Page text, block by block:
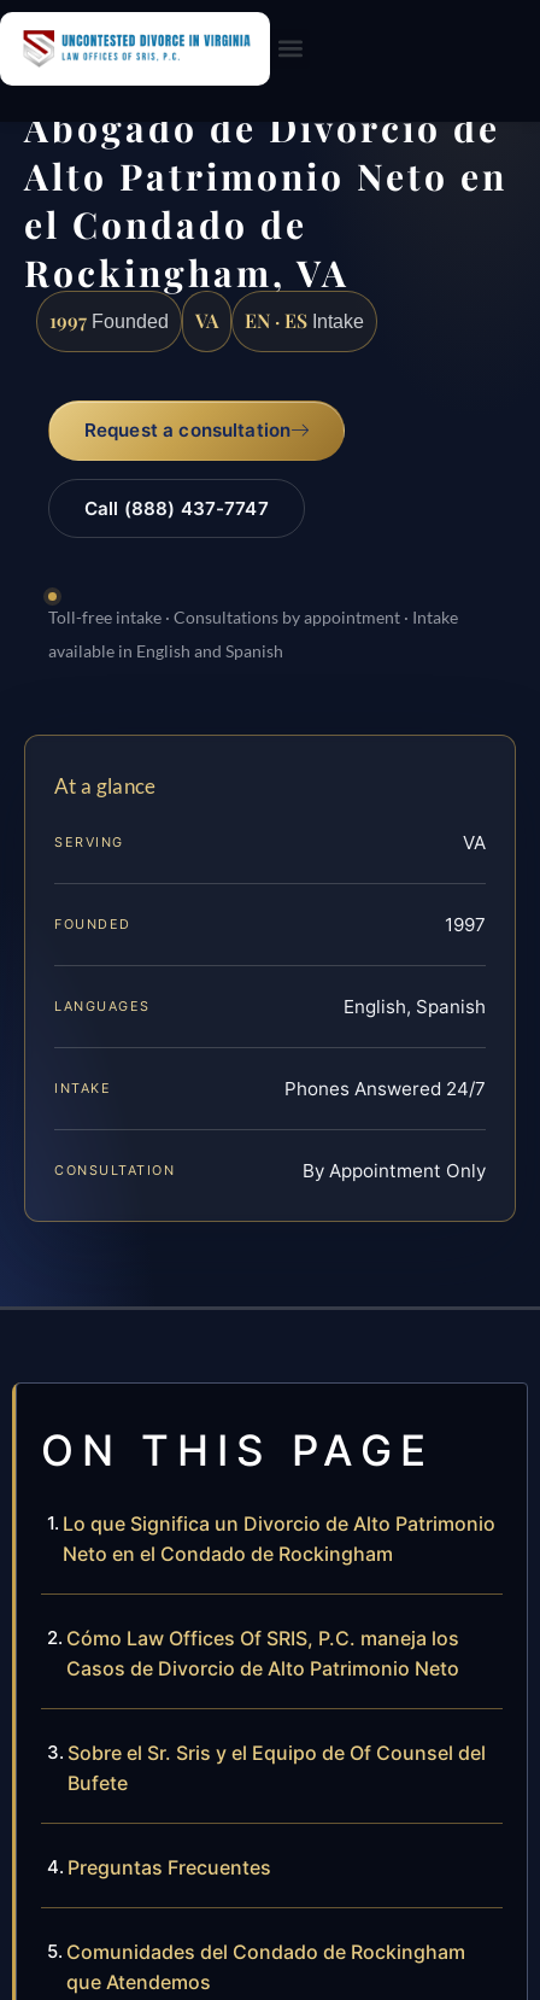
Abogado de Divorcio de
Alto Patrimonio Neto en
el Condado de
Rockingham, VA
1997 Founded VA EN · ES Intake
Request a consultation
Call (888) 437-7747
Toll-free intake · Consultations by appointment · Intake
available in English and Spanish
At a glance
SERVING VA
FOUNDED 1997
LANGUAGES English, Spanish
INTAKE Phones Answered 24/7
CONSULTATION By Appointment Only
ON THIS PAGE
Lo que Significa un Divorcio de Alto Patrimonio
Neto en el Condado de Rockingham
Cómo Law Offices Of SRIS, P.C. maneja los
Casos de Divorcio de Alto Patrimonio Neto
Sobre el Sr. Sris y el Equipo de Of Counsel del
Bufete
Preguntas Frecuentes
Comunidades del Condado de Rockingham
que Atendemos